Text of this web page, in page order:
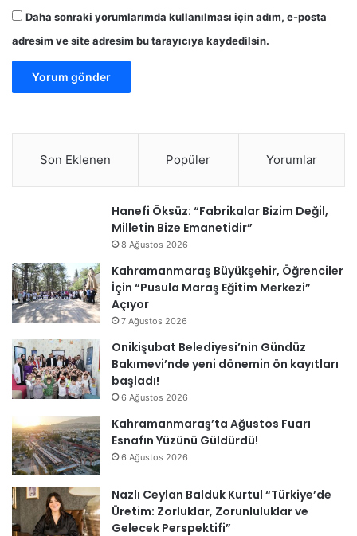
Daha sonraki yorumlarımda kullanılması için adım, e-posta
adresim ve site adresim bu tarayıcıya kaydedilsin.
Son Eklenen Popüler Yorumlar
Hanefi Öksüz: “Fabrikalar Bizim Değil,
Milletin Bize Emanetidir”
8 Ağustos 2026
Kahramanmaraş Büyükşehir, Öğrenciler
İçin “Pusula Maraş Eğitim Merkezi”
Açıyor
7 Ağustos 2026
Onikişubat Belediyesi’nin Gündüz
Bakımevi’nde yeni dönemin ön kayıtları
başladı!
6 Ağustos 2026
Kahramanmaraş’ta Ağustos Fuarı
Esnafın Yüzünü Güldürdü!
6 Ağustos 2026
Nazlı Ceylan Balduk Kurtul “Türkiye’de
Üretim: Zorluklar, Zorunluluklar ve
Gelecek Perspektifi”